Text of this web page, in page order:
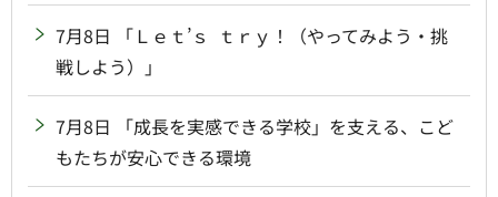
7月8日 「Ｌｅｔ’ｓ ｔｒｙ！（やってみよう・挑
戦しよう）」
7月8日 「成長を実感できる学校」を支える、こど
もたちが安心できる環境